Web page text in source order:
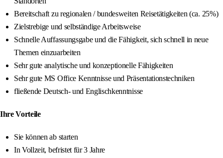
Bereitschaft zu regionalen / bundesweiten Reisetätigkeiten (ca. 25%)
Zielstrebige und selbständige Arbeitsweise
Schnelle Auffassungsgabe und die Fähigkeit, sich schnell in neue
Themen einzuarbeiten
Sehr gute analytische und konzeptionelle Fähigkeiten
Sehr gute MS Office Kenntnisse und Präsentationstechniken
fließende Deutsch- und Englischkenntnisse
Ihre Vorteile
Sie können ab starten
In Vollzeit, befristet für 3 Jahre